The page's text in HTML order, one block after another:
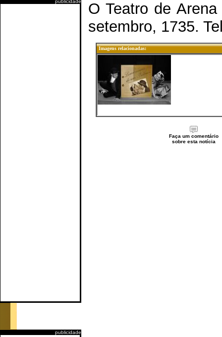
publicidade
publicidade
O Teatro de
setembro, 1735.
Imagens relacionadas:
Faça um comentário
sobre esta notícia